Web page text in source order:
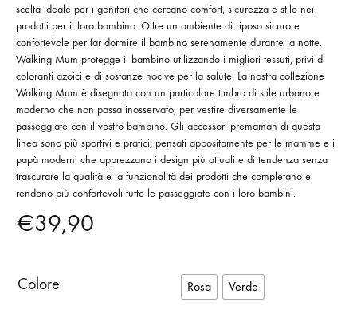
scelta ideale per i genitori che cercano comfort, sicurezza e stile nei
prodotti per il loro bambino. Offre un ambiente di riposo sicuro e
confortevole per far dormire il bambino serenamente durante la notte.
Walking Mum protegge il bambino utilizzando i migliori tessuti, privi di
coloranti azoici e di sostanze nocive per la salute. La nostra collezione
Walking Mum è disegnata con un particolare timbro di stile urbano e
moderno che non passa inosservato, per vestire diversamente le
passeggiate con il vostro bambino. Gli accessori premaman di questa
linea sono più sportivi e pratici, pensati appositamente per le mamme e i
papà moderni che apprezzano i design più attuali e di tendenza senza
trascurare la qualità e la funzionalità dei prodotti che completano e
rendono più confortevoli tutte le passeggiate con i loro bambini.
€39,90
Colore Rosa Verde